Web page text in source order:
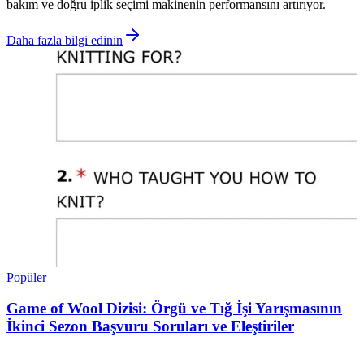
bakım ve doğru iplik seçimi makinenin performansını artırıyor.
Daha fazla bilgi edinin
Popüler
Game of Wool Dizisi: Örgü ve Tığ İşi Yarışmasının
İkinci Sezon Başvuru Soruları ve Eleştiriler